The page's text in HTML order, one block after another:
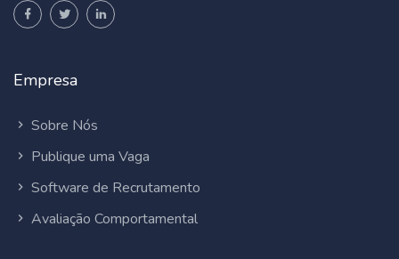
Empresa
Sobre Nós
Publique uma Vaga
Software de Recrutamento
Avaliação Comportamental